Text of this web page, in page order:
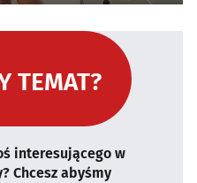
TEMAT?
interesującego w
Chcesz abyśmy